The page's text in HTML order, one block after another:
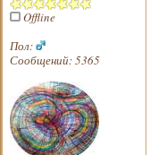
Offline
Пол:
Сообщений: 5365